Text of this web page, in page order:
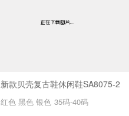
新款贝壳复古鞋休闲鞋SA8075-2
红色 黑色 银色 35码-40码